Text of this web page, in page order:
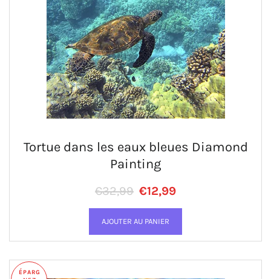
Tortue dans les eaux bleues Diamond
Painting
Prix régulier
€32,99 PRIX RÉDUIT
€12,99
ÉPARG